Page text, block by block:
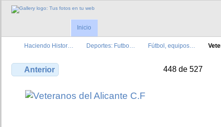
Inicio
Haciendo Histor… Deportes: Futbo… Fútbol, equipos…
Anterior 448 de 527